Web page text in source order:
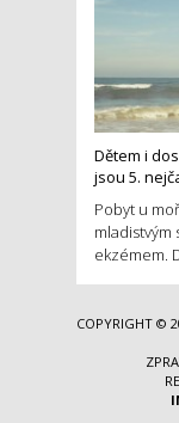
Dětem i
jsou 5.
Pobyt u
ekzémem.
COPYRIGHT ©